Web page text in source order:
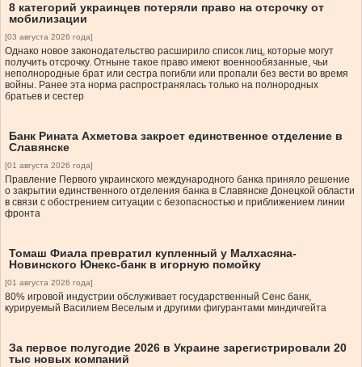
8 категорий украинцев потеряли право на отсрочку от
мобилизации
[03 августа 2026 года]
Однако новое законодательство расширило список лиц, которые могут
получить отсрочку. Отныне такое право имеют военнообязанные, чьи
неполнородные брат или сестра погибли или пропали без вести во время
войны. Ранее эта норма распространялась только на полнородных
братьев и сестер
Банк Рината Ахметова закроет единственное отделение в
Славянске
[01 августа 2026 года]
Правление Первого украинского международного банка приняло решение
о закрытии единственного отделения банка в Славянске Донецкой области
в связи с обострением ситуации с безопасностью и приближением линии
фронта
Томаш Фиала превратил купленный у Малхасяна-
Новинского Юнекс-банк в игорную помойку
[01 августа 2026 года]
80% игровой индустрии обслуживает государственный Сенс банк,
курируемый Василием Веселым и другими фигурантами миндичгейта
За первое полугодие 2026 в Украине зарегистрировали 20
тыс новых компаний